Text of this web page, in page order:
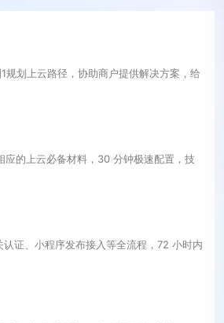
规划上云路径，协助商户提供解决方案，给
应的上云必备材料，30 分钟极速配置，技
认证、小程序发布接入等全流程，72 小时内